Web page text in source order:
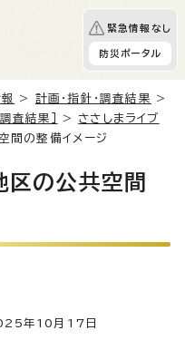
緊急情報なし
防災ポータル
> 計画・指針・調査結果
>
査結果］
>ささしまライブ
間の整備イメージ
区の公共空間
年10月17日